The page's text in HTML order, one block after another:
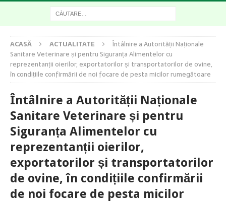
ACASĂ ACTUALITATE
Întâlnire a Autorității Naționale
Sanitare Veterinare și pentru Siguranța Alimentelor cu
reprezentanții oierilor, exportatorilor și transportatorilor de ovine,
în condițiile confirmării de noi focare de pesta micilor rumegătoare
Întâlnire a Autorității Naționale
Sanitare Veterinare și pentru
Siguranța Alimentelor cu
reprezentanții oierilor,
exportatorilor și transportatorilor
de ovine, în condițiile confirmării
de noi focare de pesta micilor